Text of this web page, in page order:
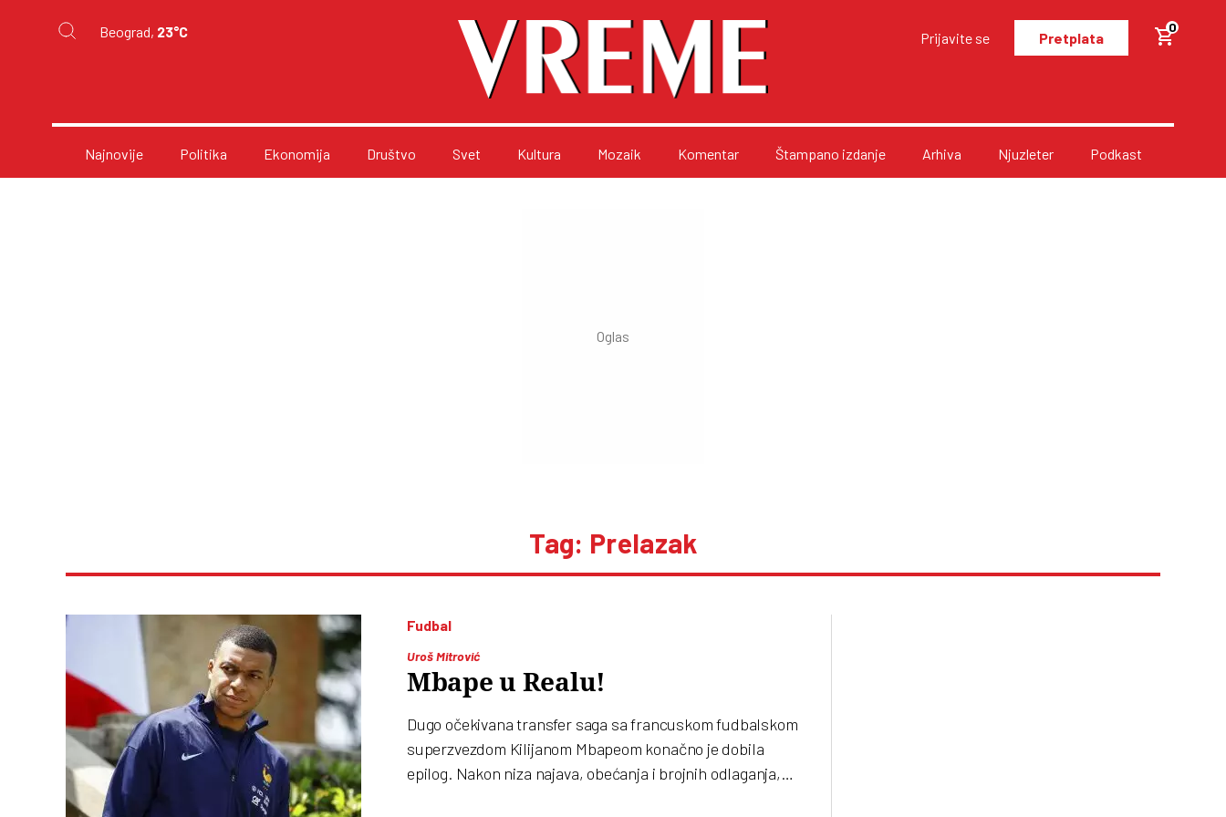
Beograd, 23°C Prijavite se Pretplata
0
Najnovije Politika Ekonomija Društvo Svet Kultura Mozaik Komentar Štampano izdanje Arhiva Njuzleter Podkast
Tag: Prelazak
Fudbal
Uroš Mitrović
Mbape u Realu!
Dugo očekivana transfer saga sa francuskom fudbalskom
superzvezdom Kilijanom Mbapeom konačno je dobila
epilog. Nakon niza najava, obećanja i brojnih odlaganja,